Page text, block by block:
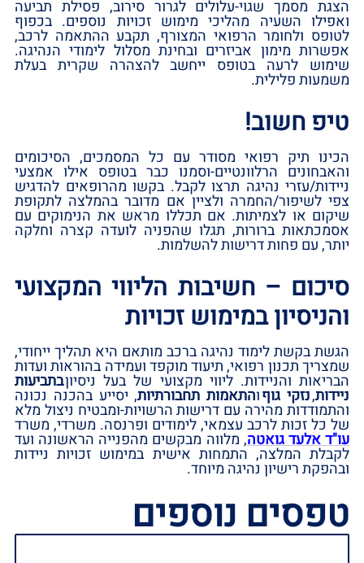
הצגת מסמך שגוי-עלולים לגרור סירוב, פסילת תביעה
ואפילו השעיה מהליכי מימוש זכויות נוספים. בכפוף
לטופס ולחומר הרפואי המצורף, תקבע ההתאמה לרכב,
אפשרות מימון אביזרים ובחינת מסלול לימודי הנהיגה.
שימוש לרעה בטופס ייחשב להצהרה שקרית בעלת
משמעות פלילית.
טיפ חשוב!
הכינו תיק רפואי מסודר עם כל המסמכים, הסיכומים
והאבחונים הרלוונטיים-וסמנו כבר בטופס אילו אמצעי
ניידות/עזרי נהיגה תרצו לקבל. בקשו מהרופאים להדגיש
צפי לשיפור/החמרה ולציין אם מדובר בהמלצה לתקופת
שיקום או לצמיתות. אם תכללו מראש את הנימוקים עם
אסמכתאות ברורות, תגלו שהפניה לועדה קצרה וחלקה
יותר, עם פחות דרישות להשלמות.
סיכום – חשיבות הליווי המקצועי
והניסיון במימוש זכויות
הגשת בקשת לימוד נהיגה ברכב מותאם היא תהליך ייחודי,
שמצריך תכנון רפואי, תיעוד מוקפד ועמידה בהוראות ועדות
הבריאות והניידות. ליווי מקצועי של בעל ניסיוןבתביעות
ניידות,נזקי גוףוהתאמות תחבורתיות, יסייע בהכנה נכונה
והתמודדות מהירה עם דרישות הרשויות-ומבטיח ניצול מלא
של כל זכות לרכב עצמאי, לימודים ופרנסה. משרדי, משרד
עו"ד אלעד גואטה, מלווה מבקשים מהפנייה הראשונה ועד
לקבלת המלצה, התמחות אישית במימוש זכויות ניידות
ובהפקת רישיון נהיגה מיוחד.
טפסים נוספים